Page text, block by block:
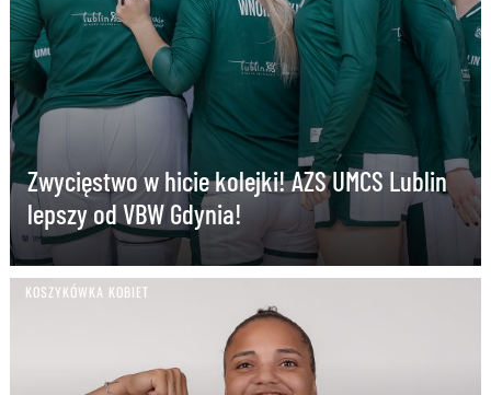
Zwycięstwo w hicie kolejki! AZS UMCS Lublin
lepszy od VBW Gdynia!
KOSZYKÓWKA KOBIET